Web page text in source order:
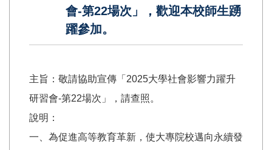
會-第22場次」，歡迎本校師生踴
躍參加。
主旨：敬請協助宣傳「2025大學社會影響力躍升
研習會-第22場次」，請查照。
說明：
一、為促進高等教育革新，使大專院校邁向永續發